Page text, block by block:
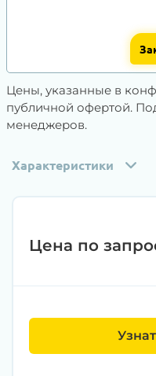
Цены, указанные в
публичной офертой.
менеджеров.
Характеристики
Цена по